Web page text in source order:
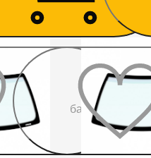
До
бажаного